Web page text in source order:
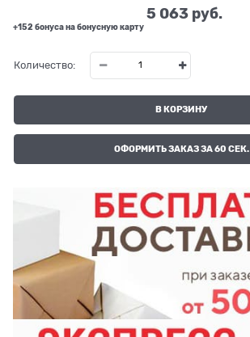
5 063 руб.
+152 бонуса на бонусную карту
Количество:
В КОРЗИНУ
ОФОРМИТЬ ЗАКАЗ ЗА 60 СЕК.